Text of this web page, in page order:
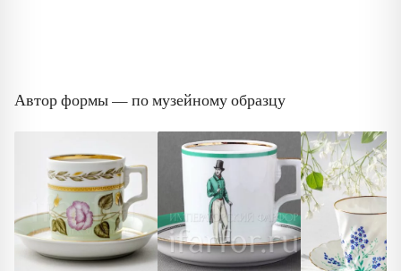
Автор формы — по музейному образцу